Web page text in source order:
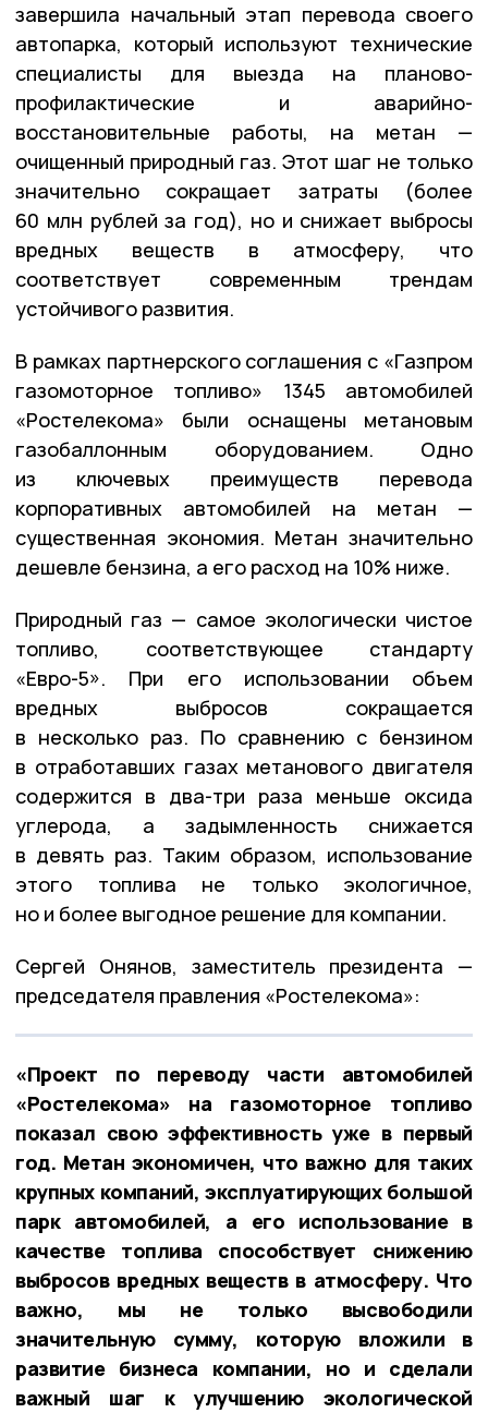
завершила начальный этап перевода своего
автопарка, который используют технические
специалисты для выезда на планово-
профилактические и аварийно-
восстановительные работы, на метан —
очищенный природный газ. Этот шаг не только
значительно сокращает затраты (более
60 млн рублей за год), но и снижает выбросы
вредных веществ в атмосферу, что
соответствует современным трендам
устойчивого развития.
В рамках партнерского соглашения с «Газпром
газомоторное топливо» 1345 автомобилей
«Ростелекома» были оснащены метановым
газобаллонным оборудованием. Одно
из ключевых преимуществ перевода
корпоративных автомобилей на метан —
существенная экономия. Метан значительно
дешевле бензина, а его расход на 10% ниже.
Природный газ — самое экологически чистое
топливо, соответствующее стандарту
«Евро-5». При его использовании объем
вредных выбросов сокращается
в несколько раз. По сравнению с бензином
в отработавших газах метанового двигателя
содержится в два-три раза меньше оксида
углерода, а задымленность снижается
в девять раз. Таким образом, использование
этого топлива не только экологичное,
но и более выгодное решение для компании.
Сергей Онянов, заместитель президента —
председателя правления «Ростелекома»:
«Проект по переводу части автомобилей
«Ростелекома» на газомоторное топливо
показал свою эффективность уже в первый
год. Метан экономичен, что важно для таких
крупных компаний, эксплуатирующих большой
парк автомобилей, а его использование в
качестве топлива способствует снижению
выбросов вредных веществ в атмосферу. Что
важно, мы не только высвободили
значительную сумму, которую вложили в
развитие бизнеса компании, но и сделали
важный шаг к улучшению экологической